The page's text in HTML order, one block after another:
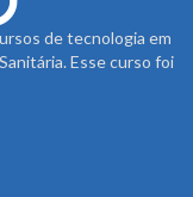
de tecnologia em
Esse curso foi